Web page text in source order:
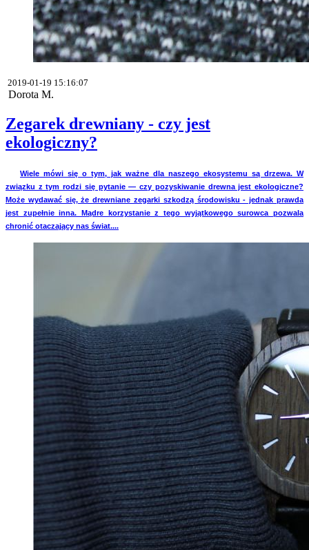
2019-01-19 15:16:07
Dorota M.
Zegarek drewniany - czy jest
ekologiczny?
Wiele mówi się o tym, jak ważne dla naszego ekosystemu są drzewa. W
związku z tym rodzi się pytanie — czy pozyskiwanie drewna jest ekologiczne?
Może wydawać się, że drewniane zegarki szkodzą środowisku - jednak prawda
jest zupełnie inna. Mądre korzystanie z tego wyjątkowego surowca pozwala
chronić otaczający nas świat....